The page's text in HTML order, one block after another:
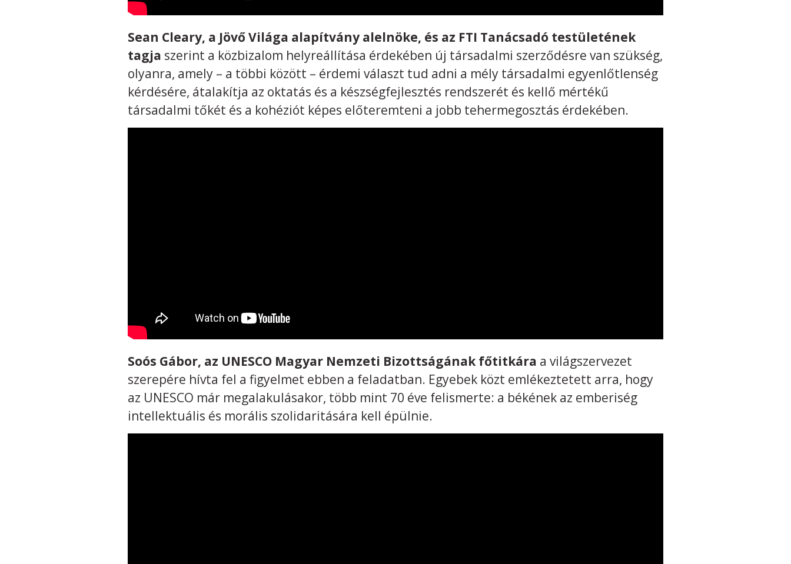
Sean Cleary, a Jövő Világa alapítvány alelnöke, és az FTI Tanácsadó testületének
tagja szerint a közbizalom helyreállítása érdekében új társadalmi szerződésre van szükség,
olyanra, amely – a többi között – érdemi választ tud adni a mély társadalmi egyenlőtlenség
kérdésére, átalakítja az oktatás és a készségfejlesztés rendszerét és kellő mértékű
társadalmi tőkét és a kohéziót képes előteremteni a jobb tehermegosztás érdekében.
Soós Gábor, az UNESCO Magyar Nemzeti Bizottságának főtitkára a világszervezet
szerepére hívta fel a figyelmet ebben a feladatban. Egyebek közt emlékeztetett arra, hogy
az UNESCO már megalakulásakor, több mint 70 éve felismerte: a békének az emberiség
intellektuális és morális szolidaritására kell épülnie.